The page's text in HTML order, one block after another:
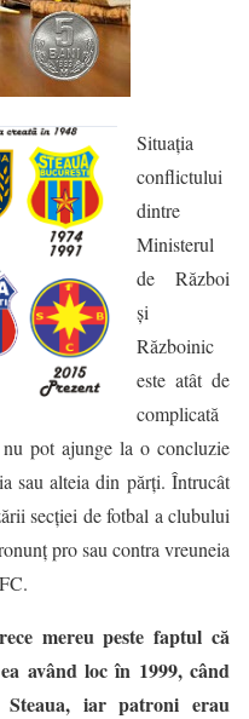
Situația
conflictului
dintre
Ministerul
de Război
și
Războinic
este atât de
complicată
pot ajunge la o concluzie
sau alteia din părți. Întrucât
secției de fotbal a clubului
pro sau contra vreuneia
mereu peste faptul că
având loc în 1999, când
, iar patroni erau